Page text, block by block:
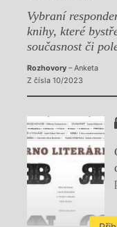
Vybraní
knihy, které
současnost či
Rozhovory– Anketa
Z čísla 10/2023